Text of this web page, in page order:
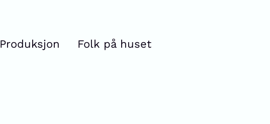
Produksjon Folk på huset